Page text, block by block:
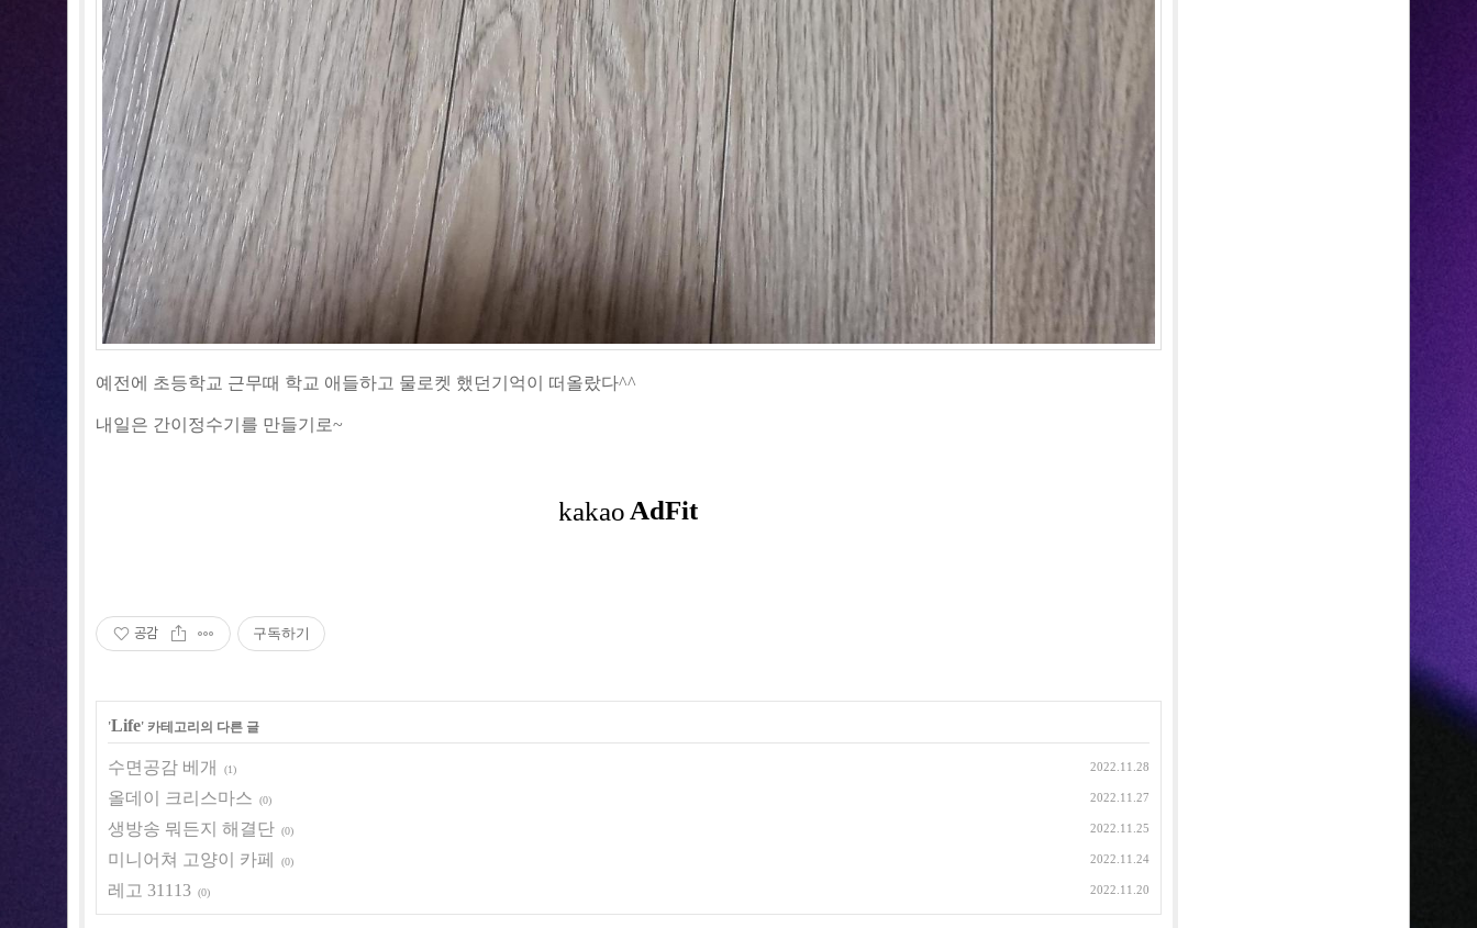
예전에 초등학교 근무때 학교 애들하고 물로켓 했던기억이 떠올랐다^^
내일은 간이정수기를 만들기로~
공감 구독하기
'Life' 카테고리의 다른 글
수면공감 베개 (1) 2022.11.28
올데이 크리스마스 (0) 2022.11.27
생방송 뭐든지 해결단 (0) 2022.11.25
미니어쳐 고양이 카페 (0) 2022.11.24
레고 31113 (0) 2022.11.20